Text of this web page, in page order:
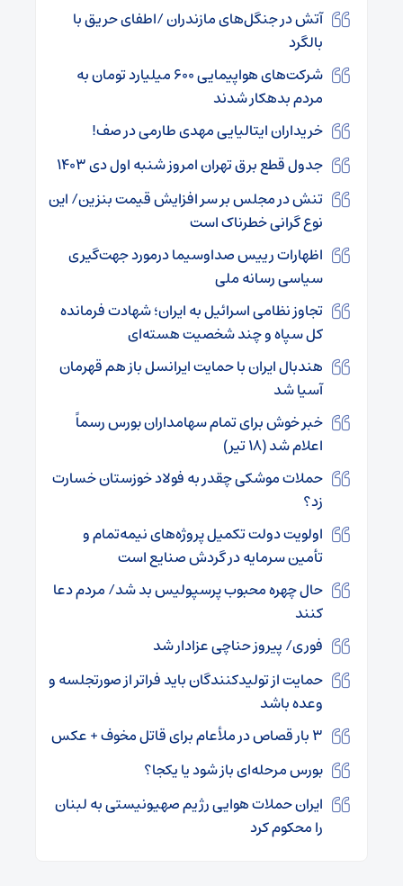
آتش در جنگل‌های مازندران /اطفای حریق با
بالگرد
شرکت‌های هواپیمایی ۶۰۰ میلیارد تومان به
مردم بدهکار شدند
خریداران ایتالیایی مهدی طارمی در صف!
جدول قطع برق تهران امروز شنبه اول دی ۱۴۰۳
تنش در مجلس بر سر افزایش قیمت بنزین/ این
نوع گرانی خطرناک است
اظهارات رییس صداوسیما درمورد جهت‌گیری
سیاسی رسانه ملی
تجاوز نظامی اسرائیل به ایران؛ شهادت فرمانده
کل سپاه و چند شخصیت هسته‌ای
هندبال ایران با حمایت ایرانسل باز هم قهرمان
آسیا شد
خبر خوش برای تمام سهامداران بورس رسماً
اعلام شد (۱۸ تیر)
حملات موشکی چقدر به فولاد خوزستان خسارت
زد؟
اولویت دولت تکمیل پروژه‌های نیمه‌تمام و
تأمین سرمایه در گردش صنایع است
حال چهره محبوب پرسپولیس بد شد/ مردم دعا
کنند
فوری/ پیروز حناچی عزادار شد
حمایت از تولیدکنندگان باید فراتر از صورتجلسه و
وعده باشد
۳ بار قصاص در ملأعام برای قاتل مخوف + عکس
بورس مرحله‌ای باز شود یا یکجا؟
ایران حملات هوایی رژیم صهیونیستی به لبنان
را محکوم کرد